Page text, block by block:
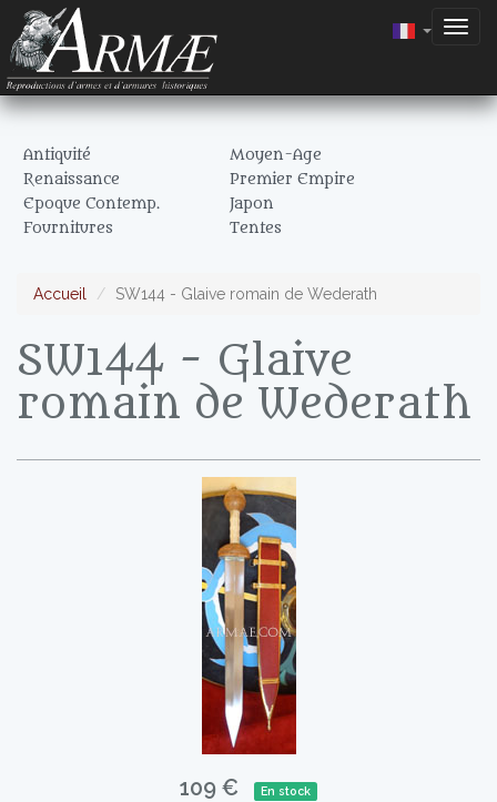
Antiquité
Moyen-Age
Renaissance
Premier Empire
Epoque Contemp.
Japon
Fournitures
Tentes
Accueil SW144 - Glaive romain de Wederath
SW144 - Glaive
romain de Wederath
109 € En stock